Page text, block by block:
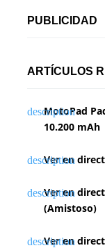
PUBLICIDAD
ARTÍCULOS
MotoPad
10.200 mAh
Ver en
Ver en
(Amistoso)
Ver en